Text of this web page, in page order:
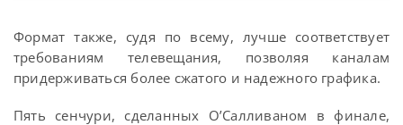
Формат также, судя по всему, лучше соответствует
требованиям телевещания, позволяя каналам
придерживаться более сжатого и надежного графика.
Пять сенчури, сделанных О’Салливаном в финале,